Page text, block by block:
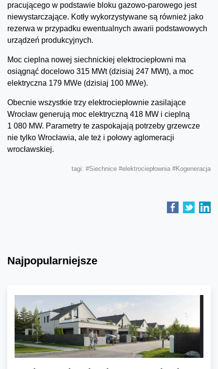
pracującego w podstawie bloku gazowo-parowego jest
niewystarczające. Kotły wykorzystywane są również jako
rezerwa w przypadku ewentualnych awarii podstawowych
urządzeń produkcyjnych.
Moc cieplna nowej siechnickiej elektrociepłowni ma
osiągnąć docelowo 315 MWt (dzisiaj 247 MWt), a moc
elektryczna 179 MWe (dzisiaj 100 MWe).
Obecnie wszystkie trzy elektrociepłownie zasilające
Wrocław generują moc elektryczną 418 MW i cieplną
1 080 MW. Parametry te zaspokajają potrzeby grzewcze
nie tylko Wrocławia, ale też i połowy aglomeracji
wrocławskiej.
tagi: #Siechnice #elektrociepłownia #Kogeneracja
Najpopularniejsze